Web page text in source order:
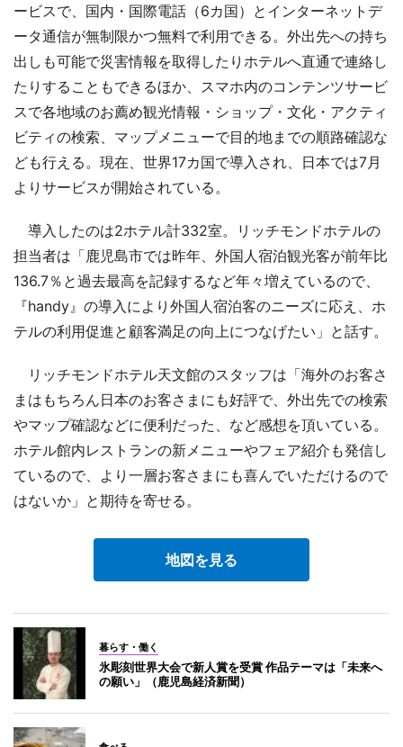
ービスで、国内・国際電話（6カ国）とインターネットデ
ータ通信が無制限かつ無料で利用できる。外出先への持ち
出しも可能で災害情報を取得したりホテルへ直通で連絡し
たりすることもできるほか、スマホ内のコンテンツサービ
スで各地域のお薦め観光情報・ショップ・文化・アクティ
ビティの検索、マップメニューで目的地までの順路確認な
ども行える。現在、世界17カ国で導入され、日本では7月
よりサービスが開始されている。
導入したのは2ホテル計332室。リッチモンドホテルの
担当者は「鹿児島市では昨年、外国人宿泊観光客が前年比
136.7％と過去最高を記録するなど年々増えているので、
『handy』の導入により外国人宿泊客のニーズに応え、ホ
テルの利用促進と顧客満足の向上につなげたい」と話す。
リッチモンドホテル天文館のスタッフは「海外のお客さ
まはもちろん日本のお客さまにも好評で、外出先での検索
やマップ確認などに便利だった、など感想を頂いている。
ホテル館内レストランの新メニューやフェア紹介も発信し
ているので、より一層お客さまにも喜んでいただけるので
はないか」と期待を寄せる。
地図を見る
暮らす・働く
氷彫刻世界大会で新人賞を受賞 作品テーマは「未来へ
の願い」（鹿児島経済新聞）